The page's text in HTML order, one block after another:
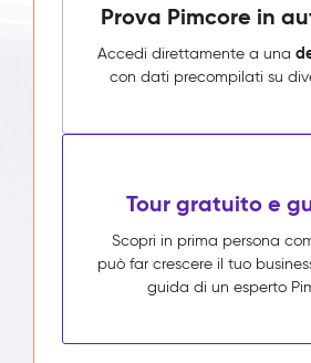
Prova Pimcore in
Accedi direttamente a una
con dati precompilati su
Tour gratuito e
Scopri in prima persona
può far crescere il tuo
guida di un esperto